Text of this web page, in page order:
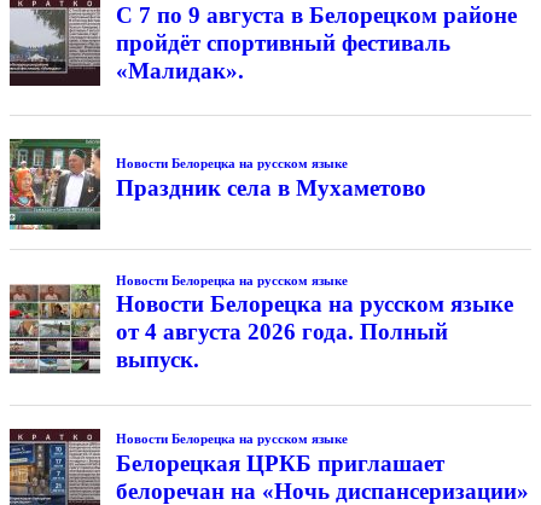
С 7 по 9 августа в Белорецком районе
пройдёт спортивный фестиваль
«Малидак».
Новости Белорецка на русском языке
Праздник села в Мухаметово
Новости Белорецка на русском языке
Новости Белорецка на русском языке
от 4 августа 2026 года. Полный
выпуск.
Новости Белорецка на русском языке
Белорецкая ЦРКБ приглашает
белоречан на «Ночь диспансеризации»